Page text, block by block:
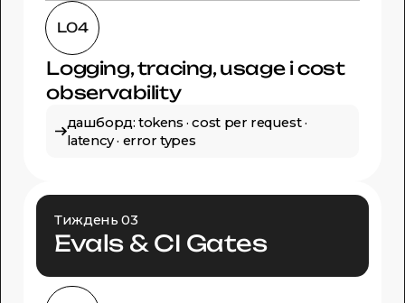
L04
Logging, tracing, usage і cost
observability
дашборд: tokens · cost per request ·
latency · error types
Тиждень 03
Evals & CI Gates